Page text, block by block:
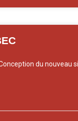
du nouveau